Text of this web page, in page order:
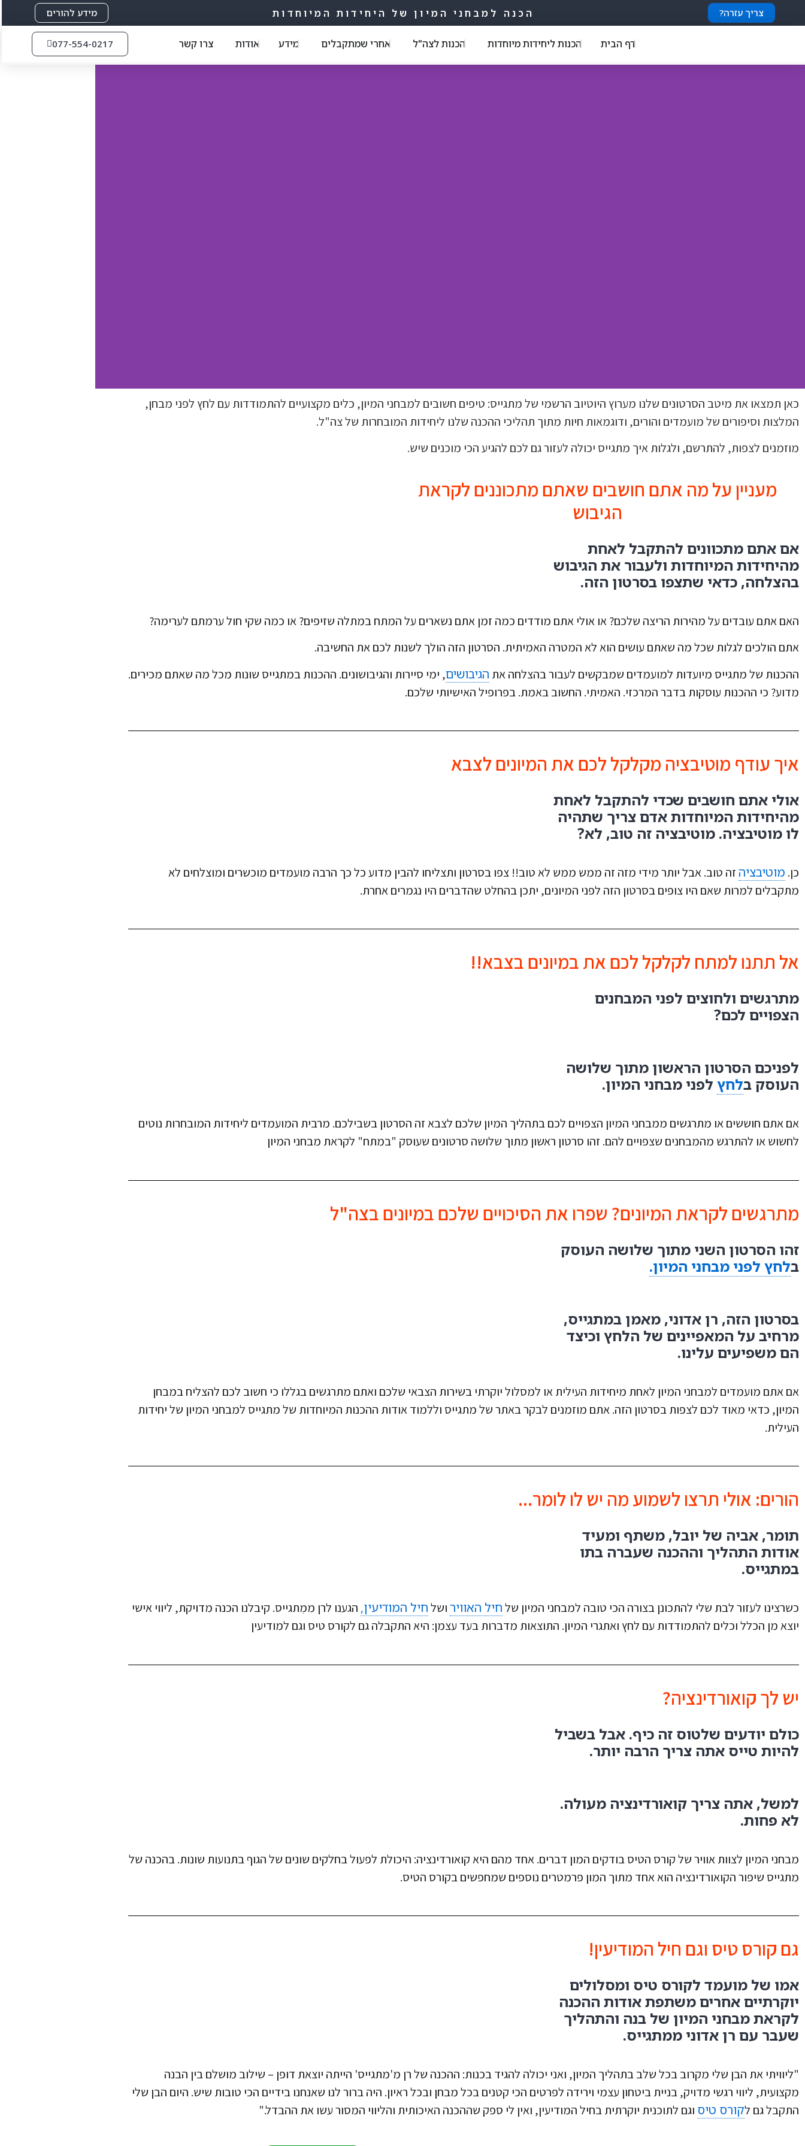
צריך עזרה? הכנה למבחני המיון של היחידות המיוחדות מידע להורים
דף הבית הכנות ליחידות מיוחדות הכנות לצה"ל אחרי שמתקבלים מידע אודות צרו קשר 077-554-0217
הסרטונים שלנו ביוטיוב
ההכנה האישיים שלנו
כאן תמצאו את מיטב הסרטונים שלנו מערוץ היוטיוב הרשמי של מתגייס: טיפים חשובים למבחני המיון, כלים מקצועיים להתמודדות עם לחץ לפני מבחן,
המלצות וסיפורים של מועמדים והורים, ודוגמאות חיות מתוך תהליכי ההכנה שלנו ליחידות המובחרות של צה"ל.
מוזמנים לצפות, להתרשם, ולגלות איך מתגייס יכולה לעזור גם לכם להגיע הכי מוכנים שיש.
מעניין על מה אתם חושבים שאתם מתכוננים לקראת
הגיבוש
אם אתם מתכוונים להתקבל לאחת
מהיחידות המיוחדות ולעבור את הגיבוש
בהצלחה, כדאי שתצפו בסרטון הזה.
האם אתם עובדים על מהירות הריצה שלכם? או אולי אתם מודדים כמה זמן אתם נשארים על המתח במתלה שזיפים? או כמה שקי חול ערמתם לערימה?
אתם הולכים לגלות שכל מה שאתם עושים הוא לא המטרה האמיתית. הסרטון הזה הולך לשנות לכם את החשיבה.
ההכנות של מתגייס מיועדות למועמדים שמבקשים לעבור בהצלחה את הגיבושים, ימי סיירות והגיבושונים. ההכנות במתגייס שונות מכל מה שאתם מכירים.
מדוע? כי ההכנות עוסקות בדבר המרכזי. האמיתי. החשוב באמת. בפרופיל האישיותי שלכם.
איך עודף מוטיבציה מקלקל לכם את המיונים לצבא
אולי אתם חושבים שכדי להתקבל לאחת
מהיחידות המיוחדות אדם צריך שתהיה
לו מוטיבציה. מוטיבציה זה טוב, לא?
כן. מוטיבציהזה טוב. אבל יותר מידי מזה זה ממש ממש לא טוב!! צפו בסרטון ותצליחו להבין מדוע כל כך הרבה מועמדים מוכשרים ומוצלחים לא
מתקבלים למרות שאם היו צופים בסרטון הזה לפני המיונים, יתכן בהחלט שהדברים היו נגמרים אחרת.
אל תתנו למתח לקלקל לכם את במיונים בצבא!!
מתרגשים ולחוצים לפני המבחנים
הצפויים לכם?
לפניכם הסרטון הראשון מתוך שלושה
העוסק בלחץ לפני מבחני המיון.
אם אתם חוששים או מתרגשים ממבחני המיון הצפויים לכם בתהליך המיון שלכם לצבא זה הסרטון בשבילכם. מרבית המועמדים ליחידות המובחרות נוטים
לחשוש או להתרגש מהמבחנים שצפויים להם. זהו סרטון ראשון מתוך שלושה סרטונים שעוסק "במתח" לקראת מבחני המיון
מתרגשים לקראת המיונים? שפרו את הסיכויים שלכם במיונים בצה"ל
זהו הסרטון השני מתוך שלושה העוסק
בלחץ לפני מבחני המיון.
בסרטון הזה, רן אדוני, מאמן במתגייס,
מרחיב על המאפיינים של הלחץ וכיצד
הם משפיעים עלינו.
אם אתם מועמדים למבחני המיון לאחת מיחידות העילית או למסלול יוקרתי בשירות הצבאי שלכם ואתם מתרגשים בגללו כי חשוב לכם להצליח במבחן
המיון, כדאי מאוד לכם לצפות בסרטון הזה. אתם מוזמנים לבקר באתר של מתגייס וללמוד אודות ההכנות המיוחדות של מתגייס למבחני המיון של יחידות
העילית.
הורים: אולי תרצו לשמוע מה יש לו לומר...
תומר, אביה של יובל, משתף ומעיד
אודות התהליך וההכנה שעברה בתו
במתגייס.
כשרצינו לעזור לבת שלי להתכונן בצורה הכי טובה למבחני המיון שלחיל האווירושלחיל המודיעין, הגענו לרן ממִתגייס. קיבלנו הכנה מדויקת, ליווי אישי
יוצא מן הכלל וכלים להתמודדות עם לחץ ואתגרי המיון. התוצאות מדברות בעד עצמן: היא התקבלה גם לקורס טיס וגם למודיעין
יש לך קואורדינציה?
כולם יודעים שלטוס זה כיף. אבל בשביל
להיות טייס אתה צריך הרבה יותר.
למשל, אתה צריך קואורדינציה מעולה.
לא פחות.
מבחני המיון לצוות אוויר של קורס הטיס בודקים המון דברים. אחד מהם היא קואורדינציה: היכולת לפעול בחלקים שונים של הגוף בתנועות שונות. בהכנה של
מתגייס שיפור הקואורדינציה הוא אחד מתוך המון פרמטרים נוספים שמחפשים בקורס הטיס.
גם קורס טיס וגם חיל המודיעין!
אמו של מועמד לקורס טיס ומסלולים
יוקרתיים אחרים משתפת אודות ההכנה
לקראת מבחני המיון של בנה והתהליך
שעבר עם רן אדוני ממתגייס.
"ליוויתי את הבן שלי מקרוב בכל שלב בתהליך המיון, ואני יכולה להגיד בכנות: ההכנה של רן מ'מתגייס' הייתה יוצאת דופן – שילוב מושלם בין הבנה
מקצועית, ליווי רגשי מדויק, בניית ביטחון עצמי וירידה לפרטים הכי קטנים בכל מבחן ובכל ראיון. היה ברור לנו שאנחנו בידיים הכי טובות שיש. היום הבן שלי
התקבל גם לקורס טיס וגם לתוכנית יוקרתית בחיל המודיעין, ואין לי ספק שההכנה האיכותית והליווי המסור עשו את ההבדל."